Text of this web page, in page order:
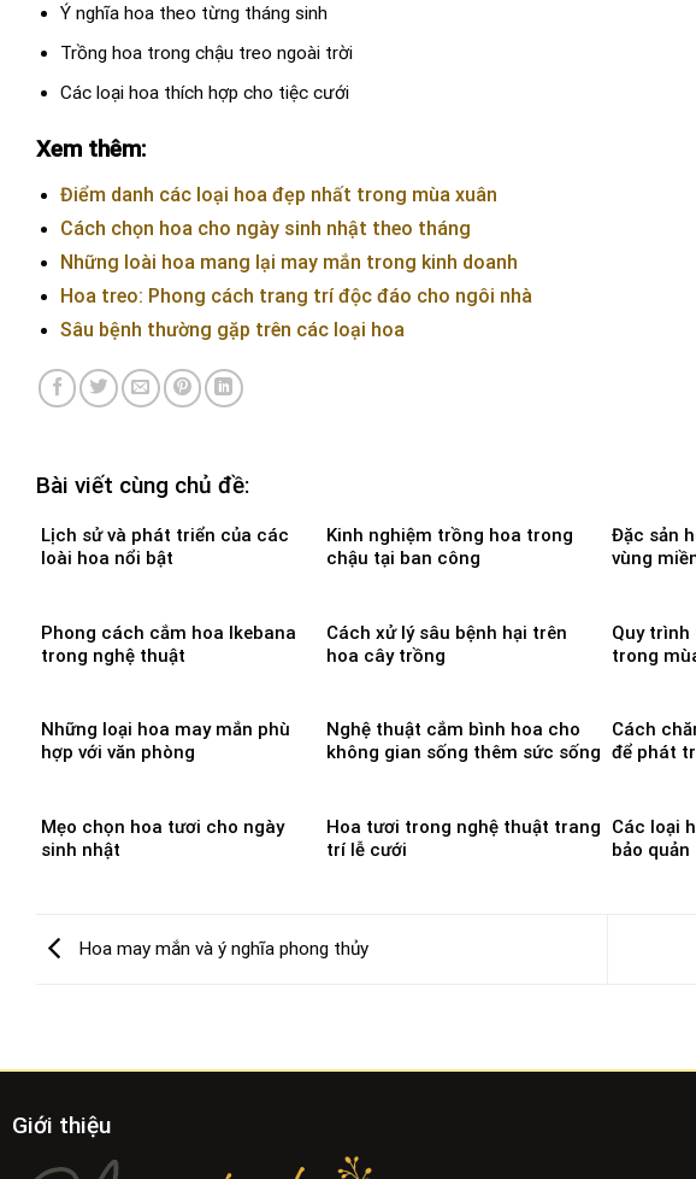
Ý nghĩa hoa theo từng tháng sinh
Trồng hoa trong chậu treo ngoài trời
Các loại hoa thích hợp cho tiệc cưới
Xem thêm:
Điểm danh các loại hoa đẹp nhất trong mùa xuân
Cách chọn hoa cho ngày sinh nhật theo tháng
Những loài hoa mang lại may mắn trong kinh doanh
Hoa treo: Phong cách trang trí độc đáo cho ngôi nhà
Sâu bệnh thường gặp trên các loại hoa
Bài viết cùng chủ đề:
Lịch sử và phát triển của các
loài hoa nổi bật
Kinh nghiệm trồng hoa trong
chậu tại ban công
Đặc sản
vùng
Phong cách cắm hoa Ikebana
trong nghệ thuật
Cách xử lý sâu bệnh hại trên
hoa cây trồng
Quy
trong
Những loại hoa may mắn phù
hợp với văn phòng
Nghệ thuật cắm bình hoa cho
không gian sống thêm sức sống
Cách
để phát
Mẹo chọn hoa tươi cho ngày
sinh nhật
Hoa tươi trong nghệ thuật trang
trí lễ cưới
Các loại
bảo quản
Hoa may mắn và ý nghĩa phong thủy
Giới thiệu